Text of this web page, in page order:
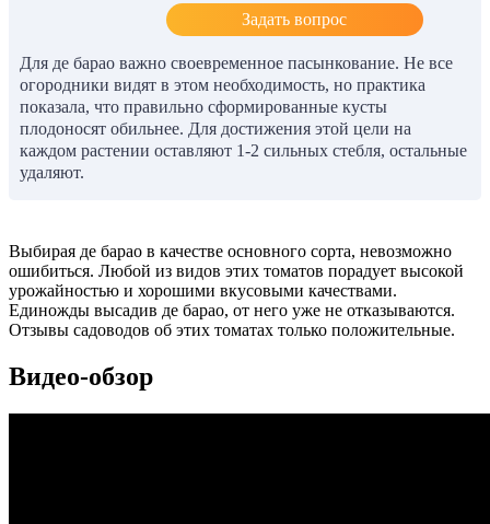
Задать вопрос
Для де барао важно своевременное пасынкование. Не все
огородники видят в этом необходимость, но практика
показала, что правильно сформированные кусты
плодоносят обильнее. Для достижения этой цели на
каждом растении оставляют 1-2 сильных стебля, остальные
удаляют.
Выбирая де барао в качестве основного сорта, невозможно
ошибиться. Любой из видов этих томатов порадует высокой
урожайностью и хорошими вкусовыми качествами.
Единожды высадив де барао, от него уже не отказываются.
Отзывы садоводов об этих томатах только положительные.
Видео-обзор